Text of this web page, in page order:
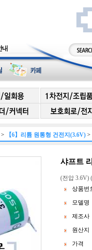
> 【6】리튬 원통형 건전지(3.6V) >
샤프트
(전압 3.6V)
상품번
모델명
제조사
원산지
가격